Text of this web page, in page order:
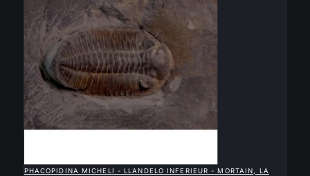
PHACOPIDINA MICHELI - LLANDELO INFERIEUR - MORTAIN, LA